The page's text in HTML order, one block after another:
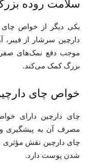
سلامت روده
یکی دیگر از خواص
دارچین سرشار از
موجب دفع نمک‌های
بزرگ کمک می‌کند.
خواص چای
چای دارچین دارای
مصرف آن به پیشگیری
چای دارچین نقش
شدن پوست دارد.